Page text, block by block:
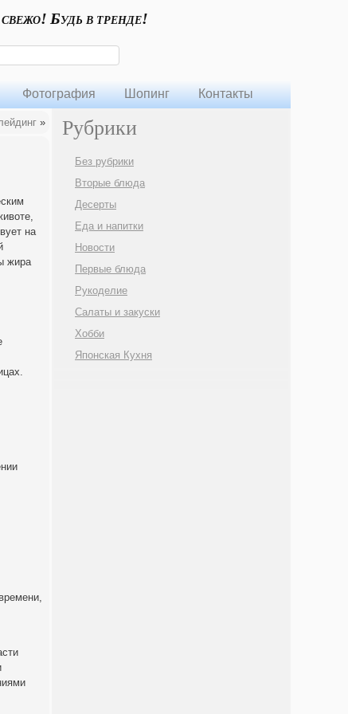
Будь в тренде!
Фотография Шопинг Контакты
»
на
жира
Рубрики
Без рубрики
Вторые блюда
Десерты
Еда и напитки
Новости
Первые блюда
Рукоделие
Салаты и закуски
Хобби
Японская Кухня